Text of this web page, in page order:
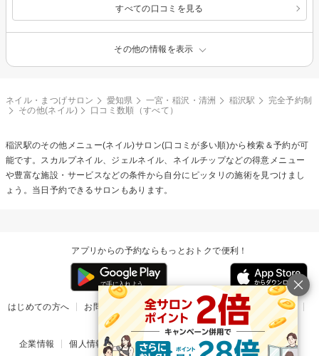
すべての口コミを見る
その他の情報を表示
ネイル・まつげサロン 愛知県 一宮・稲沢・清洲 稲沢駅
完全予約制
その他(ネイル)
口コミ数順（すべて）
稲沢駅のその他メニュー(ネイル)サロン(口コミが多い順)から検索＆予約が可
能です。スカルプネイル、ジェルネイル、ネイルチップなどの得意メニュー
や豊富な施設・サービスなどの条件から自分にピッタリの施術を見つけまし
ょう。当日予約できるサロンもあります。
アプリからの予約ならもっとおトクで便利！
はじめての方へ お問い合わせ ヘルプ リリース情報
利用規約
掲載ご希望のサロン様
企業情報 個人情報保護方針 楽天のサービス一覧 アプリ一覧